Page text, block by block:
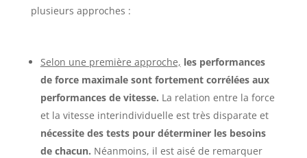
plusieurs approches :
Selon une première approche, les performances
de force maximale sont fortement corrélées aux
performances de vitesse. La relation entre la force
et la vitesse interindividuelle est très disparate et
nécessite des tests pour déterminer les besoins
de chacun. Néanmoins, il est aisé de remarquer